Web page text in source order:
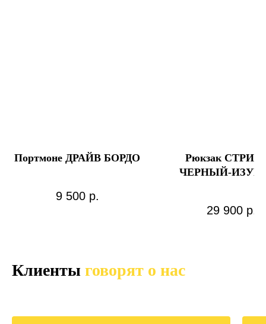
Портмоне ДРАЙВ БОРДО
9 500 р.
Рюкзак СТРИТ
ЧЕРНЫЙ-
29 900 р.
Клиенты говорят о нас